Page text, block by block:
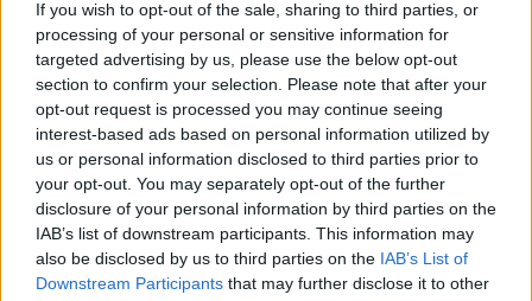
If you wish to opt-out of the sale, sharing to third parties, or
processing of your personal or sensitive information for
targeted advertising by us, please use the below opt-out
section to confirm your selection. Please note that after your
opt-out request is processed you may continue seeing
interest-based ads based on personal information utilized by
us or personal information disclosed to third parties prior to
your opt-out. You may separately opt-out of the further
disclosure of your personal information by third parties on the
IAB’s list of downstream participants. This information may
also be disclosed by us to third parties on the IAB’s List of
Downstream Participants that may further disclose it to other
robusta herramienta de sincronización de archivos peer-to-
peer que aprovecha el protocolo BitTorrent. A diferencia de
los servicios de la nube tradicionales, ofrece una forma
descentralizada de sincronizar archivos entre
dispositivos.Este enfoque garantiza seguridad,
escalabilidad y velocidad mejoradas, ya que los datos se
transfieren directamente entre dispositivos sin servidores
de terceros.Ya sea para uso personal o profesional, Resilio
Sync para macOS está diseñado para gestionar archivos
de forma eficiente en diferentes sistemas operativos, lo que